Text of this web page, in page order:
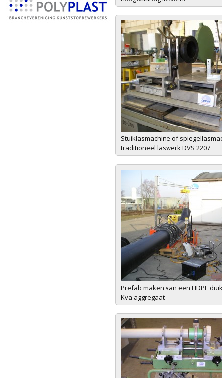
Stuiklasmachine of
traditioneel laswerk DVS 2207
Prefab maken van een HDPE
Kva aggregaat